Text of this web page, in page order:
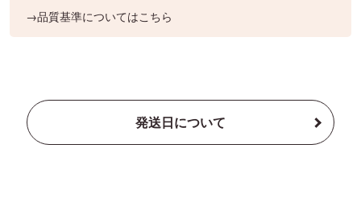
→品質基準についてはこちら
発送日について